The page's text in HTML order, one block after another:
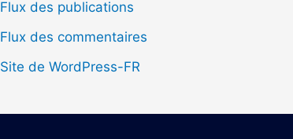
Flux des publications
Flux des commentaires
Site de WordPress-FR